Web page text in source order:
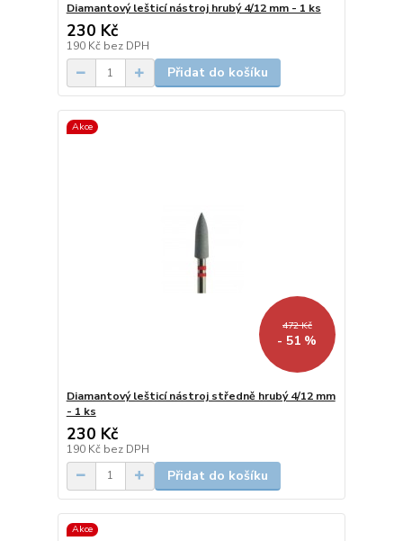
Diamantový lešticí nástroj hrubý 4/12 mm - 1 ks
230 Kč
190 Kč bez DPH
Přidat do košíku
Akce
472 Kč
- 51 %
Diamantový lešticí nástroj středně hrubý 4/12 mm
- 1 ks
230 Kč
190 Kč bez DPH
Přidat do košíku
Akce